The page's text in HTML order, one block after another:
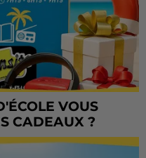
VOUS
CADEAUX ?